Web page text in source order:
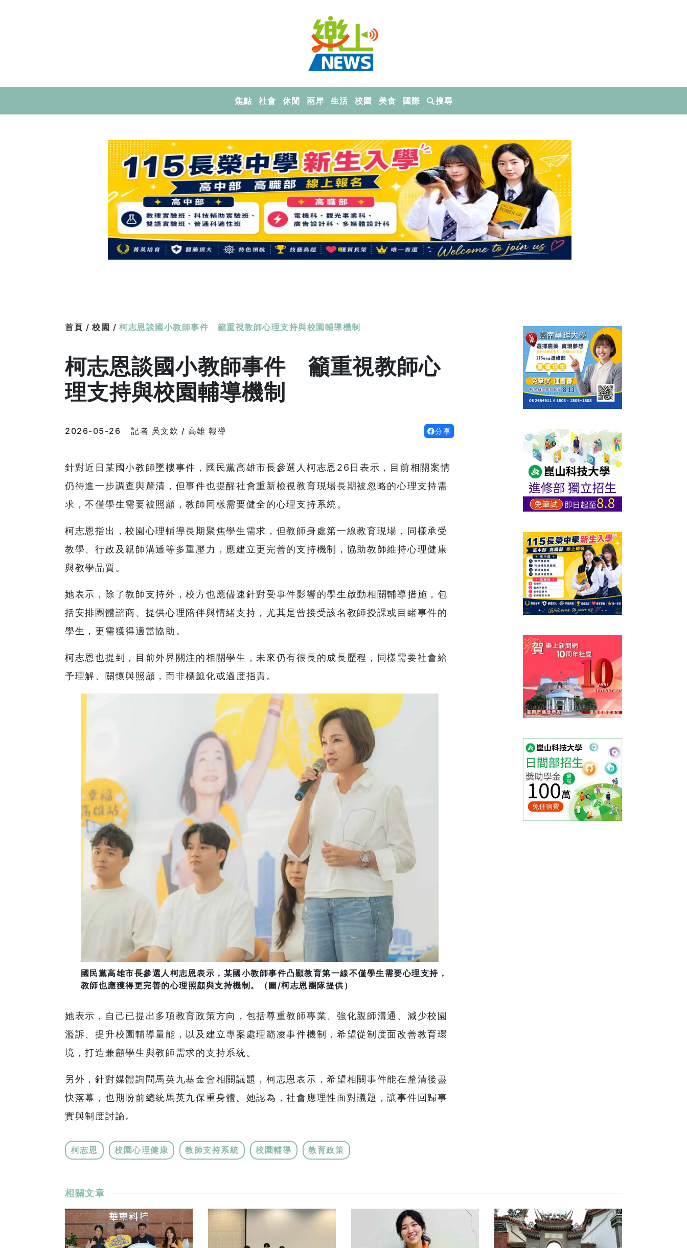
焦點 社會 休閒 兩岸 生活 校園 美食 國際 搜尋
首頁 / 校園 / 柯志恩談國小教師事件 籲重視教師心理支持與校園輔導機制
柯志恩談國小教師事件 籲重視教師心
理支持與校園輔導機制
2026-05-26 記者 吳文欽 / 高雄 報導 分享
針對近日某國小教師墜樓事件，國民黨高雄市長參選人柯志恩26日表示，目前相關案情
仍待進一步調查與釐清，但事件也提醒社會重新檢視教育現場長期被忽略的心理支持需
求，不僅學生需要被照顧，教師同樣需要健全的心理支持系統。
柯志恩指出，校園心理輔導長期聚焦學生需求，但教師身處第一線教育現場，同樣承受
教學、行政及親師溝通等多重壓力，應建立更完善的支持機制，協助教師維持心理健康
與教學品質。
她表示，除了教師支持外，校方也應儘速針對受事件影響的學生啟動相關輔導措施，包
括安排團體諮商、提供心理陪伴與情緒支持，尤其是曾接受該名教師授課或目睹事件的
學生，更需獲得適當協助。
柯志恩也提到，目前外界關注的相關學生，未來仍有很長的成長歷程，同樣需要社會給
予理解、關懷與照顧，而非標籤化或過度指責。
國民黨高雄市長參選人柯志恩表示，某國小教師事件凸顯教育第一線不僅學生需要心理支持，
教師也應獲得更完善的心理照顧與支持機制。（圖/柯志恩團隊提供）
她表示，自己已提出多項教育政策方向，包括尊重教師專業、強化親師溝通、減少校園
濫訴、提升校園輔導量能，以及建立專案處理霸凌事件機制，希望從制度面改善教育環
境，打造兼顧學生與教師需求的支持系統。
另外，針對媒體詢問馬英九基金會相關議題，柯志恩表示，希望相關事件能在釐清後盡
快落幕，也期盼前總統馬英九保重身體。她認為，社會應理性面對議題，讓事件回歸事
實與制度討論。
柯志恩 校園心理健康 教師支持系統 校園輔導 教育政策
相關文章